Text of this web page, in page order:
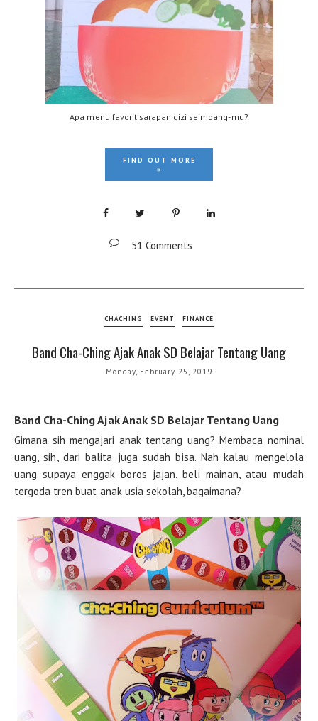
Apa menu favorit sarapan gizi seimbang-mu?
FIND OUT MORE
»
51 Comments
CHACHING EVENT FINANCE
Band Cha-Ching Ajak Anak SD Belajar Tentang Uang
Monday, February 25, 2019
Band Cha-Ching Ajak Anak SD Belajar Tentang Uang
Gimana sih mengajari anak tentang uang? Membaca nominal
uang, sih, dari balita juga sudah bisa. Nah kalau mengelola
uang supaya enggak boros jajan, beli mainan, atau mudah
tergoda tren buat anak usia sekolah, bagaimana?